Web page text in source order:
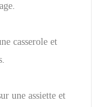
casserole et
une assiette et